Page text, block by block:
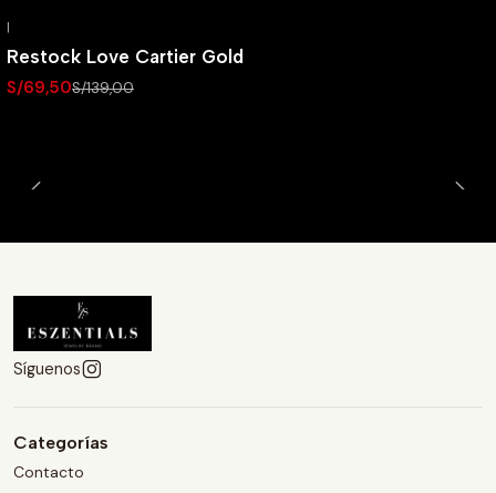
|
Restock Love Cartier Gold
S/69,50S/139,00
Síguenos
Categorías
Contacto